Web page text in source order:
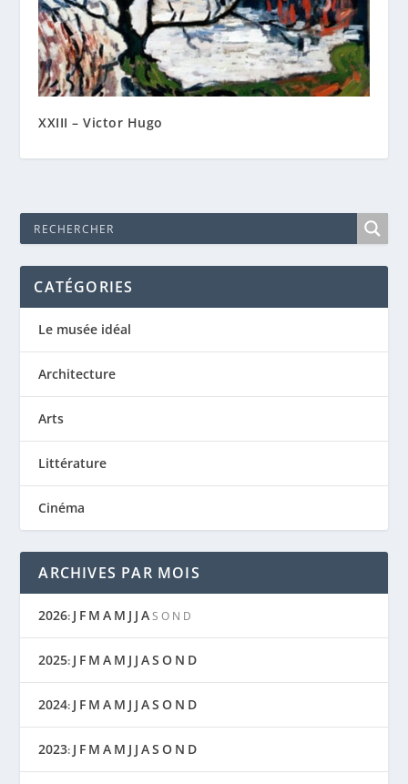
XXIII – Victor Hugo
CATÉGORIES
Le musée idéal
Architecture
Arts
Littérature
Cinéma
ARCHIVES PAR MOIS
2026: J F M A M J J A S O N D
2025: J F M A M J J AS O N D
2024: J F M A M J J AS O N D
2023: J F M A M J J AS O N D